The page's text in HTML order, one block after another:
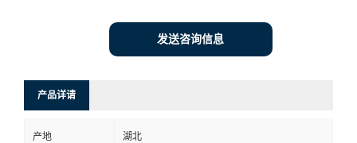
发送咨询信息
产品详请
产地 湖北